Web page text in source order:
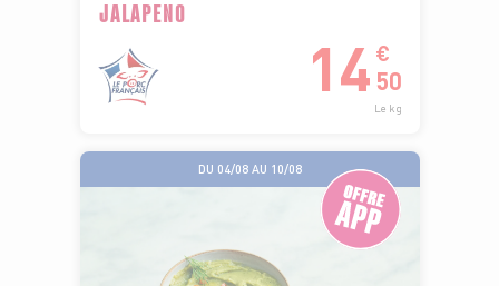
JALAPENO
14 €
50
Le kg
DU 04/08 AU 10/08